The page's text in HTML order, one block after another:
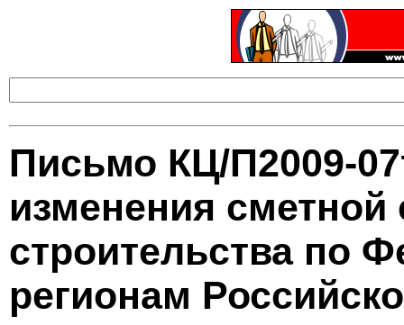
Письмо КЦ/П2009-
изменения сметной
строительства по
регионам